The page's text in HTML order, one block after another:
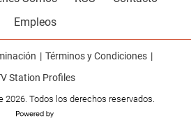
Empleos
Términos y Condiciones
Station Profiles
2026. Todos los derechos reservados.